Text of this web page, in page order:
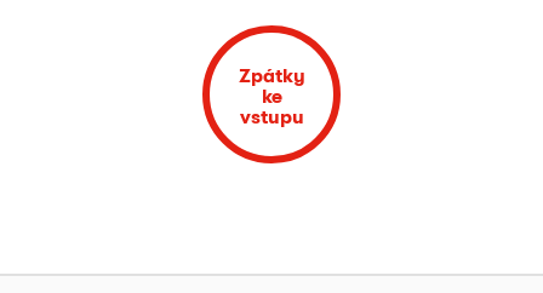
Zpátky
ke
vstupu